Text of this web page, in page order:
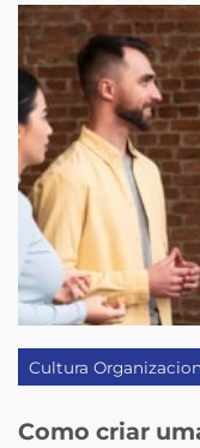
Cultura
Como criar